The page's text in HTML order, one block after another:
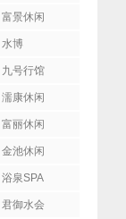
富景休闲
水博
九号行馆
濡康休闲
富丽休闲
金池休闲
浴泉SPA
君御水会